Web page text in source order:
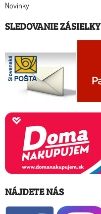
Novinky
SLEDOVANIE ZÁSIELKY
NÁJDETE NÁS